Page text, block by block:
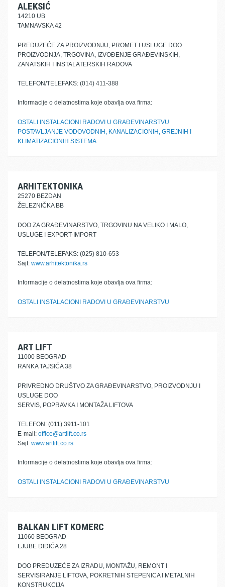
ALEKSIĆ
14210 UB
TAMNAVSKA 42
PREDUZEĆE ZA PROIZVODNJU, PROMET I USLUGE DOO
PROIZVODNJA, TRGOVINA, IZVOĐENJE GRAĐEVINSKIH,
ZANATSKIH I INSTALATERSKIH RADOVA
TELEFON/TELEFAKS: (014) 411-388
Informacije o delatnostima koje obavlja ova firma:
OSTALI INSTALACIONI RADOVI U GRAĐEVINARSTVU
POSTAVLJANJE VODOVODNIH, KANALIZACIONIH, GREJNIH I
KLIMATIZACIONIH SISTEMA
ARHITEKTONIKA
25270 BEZDAN
ŽELEZNIČKA BB
DOO ZA GRAĐEVINARSTVO, TRGOVINU NA VELIKO I MALO,
USLUGE I EXPORT-IMPORT
TELEFON/TELEFAKS: (025) 810-653
Sajt: www.arhitektonika.rs
Informacije o delatnostima koje obavlja ova firma:
OSTALI INSTALACIONI RADOVI U GRAĐEVINARSTVU
ART LIFT
11000 BEOGRAD
RANKA TAJSIĆA 38
PRIVREDNO DRUŠTVO ZA GRAĐEVINARSTVO, PROIZVODNJU I
USLUGE DOO
SERVIS, POPRAVKA I MONTAŽA LIFTOVA
TELEFON: (011) 3911-101
E-mail: office@artlift.co.rs
Sajt: www.artlift.co.rs
Informacije o delatnostima koje obavlja ova firma:
OSTALI INSTALACIONI RADOVI U GRAĐEVINARSTVU
BALKAN LIFT KOMERC
11060 BEOGRAD
LJUBE DIDIĆA 28
DOO PREDUZEĆE ZA IZRADU, MONTAŽU, REMONT I
SERVISIRANJE LIFTOVA, POKRETNIH STEPENICA I METALNIH
KONSTRUKCIJA